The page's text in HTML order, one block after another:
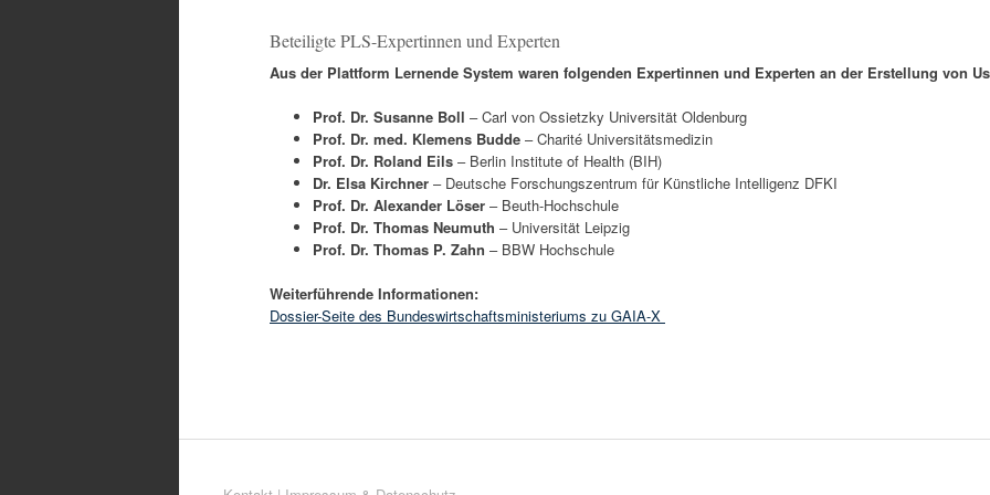
Beteiligte PLS-Expertinnen und Experten
Aus der Plattform Lernende System waren folgenden Expertinnen und Experten an der Erstellung von
Prof. Dr. Susanne Boll – Carl von Ossietzky Universität Oldenburg
Prof. Dr. med. Klemens Budde – Charité Universitätsmedizin
Prof. Dr. Roland Eils – Berlin Institute of Health (BIH)
Dr. Elsa Kirchner – Deutsche Forschungszentrum für Künstliche Intelligenz DFKI
Prof. Dr. Alexander Löser – Beuth-Hochschule
Prof. Dr. Thomas Neumuth – Universität Leipzig
Prof. Dr. Thomas P. Zahn – BBW Hochschule
Weiterführende Informationen:
Dossier-Seite des Bundeswirtschaftsministeriums zu GAIA-X